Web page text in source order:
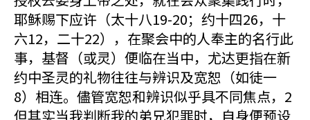
耶稣赐下应许（太十八19-20；约十四26，十
六12，二十22），在聚会中的人奉主的名行此
事，基督（或灵）便临在当中，尤达更指在新
约中圣灵的礼物往往与辨识及宽恕（如徒一
8）相连。儘管宽恕和辨识似乎具不同焦点，2
但其实当我判断我的弟兄犯罪时，自身便预设